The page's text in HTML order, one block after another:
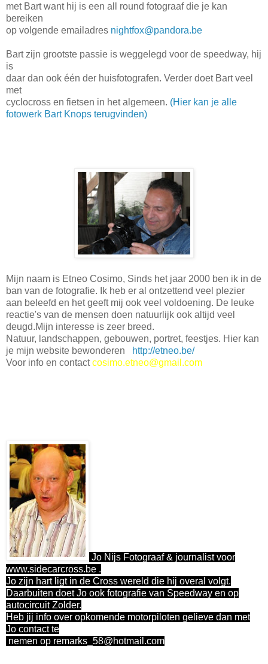
met Bart want hij is een all round fotograaf die je kan
bereiken
op volgende emailadres nightfox@pandora.be
Bart zijn grootste passie is weggelegd voor de speedway, hij
is
daar dan ook één der huisfotografen. Verder doet Bart veel
met
cyclocross en fietsen in het algemeen. (Hier kan je alle
fotowerk Bart Knops terugvinden)
Mijn naam is Etneo Cosimo, Sinds het jaar 2000 ben ik in de
ban van de fotografie. Ik heb er al ontzettend veel plezier
aan beleefd en het geeft mij ook veel voldoening. De leuke
reactie's van de mensen doen natuurlijk ook altijd veel
deugd.Mijn interesse is zeer breed.
Natuur, landschappen, gebouwen, portret, feestjes. Hier kan
je mijn website bewonderen
http://etneo.be/
Voor info en contactcosimo.etneo@gmail.com
Jo Nijs Fotograaf & journalist voor
www.sidecarcross.be .
Jo zijn hart ligt in de Cross wereld die hij overal volgt.
Daarbuiten doet Jo ook fotografie van Speedway en op
autocircuit Zolder.
Heb jij info over opkomende motorpiloten gelieve dan met
Jo contact te
nemen op remarks_58@hotmail.com